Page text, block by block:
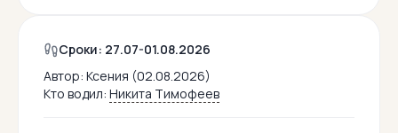
Сроки: 27.07-01.08.2026
Автор: Ксения (02.08.2026)
Кто водил: Никита Тимофеев